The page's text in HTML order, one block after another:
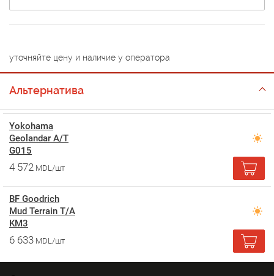
уточняйте цену и наличие у оператора
Альтернатива
Yokohama
Geolandar A/T
G015
4 572 MDL/шт
BF Goodrich
Mud Terrain T/A
KM3
6 633 MDL/шт